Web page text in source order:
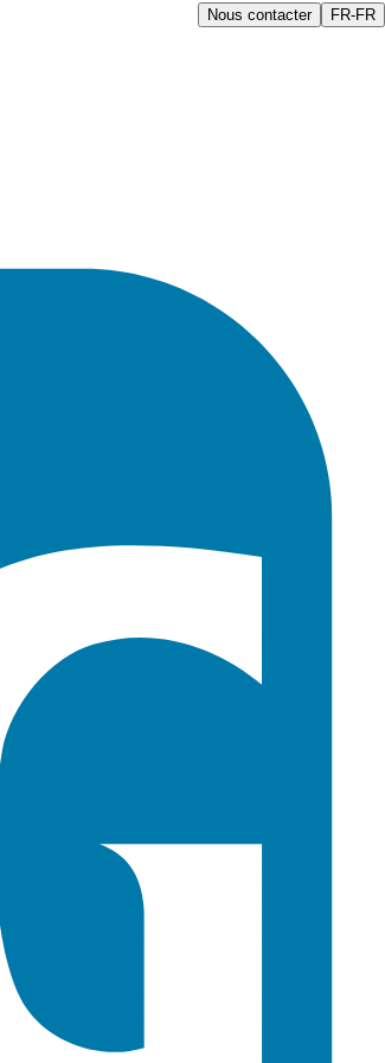
Nous contacter FR-FR